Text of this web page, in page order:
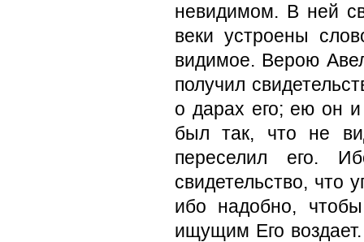
невидимом. В ней
веки устроены
видимое. Верою
получил
о дарах его; ею он
был так, что не
переселил его.
свидетельство, что
ибо надобно,
ищущим Его